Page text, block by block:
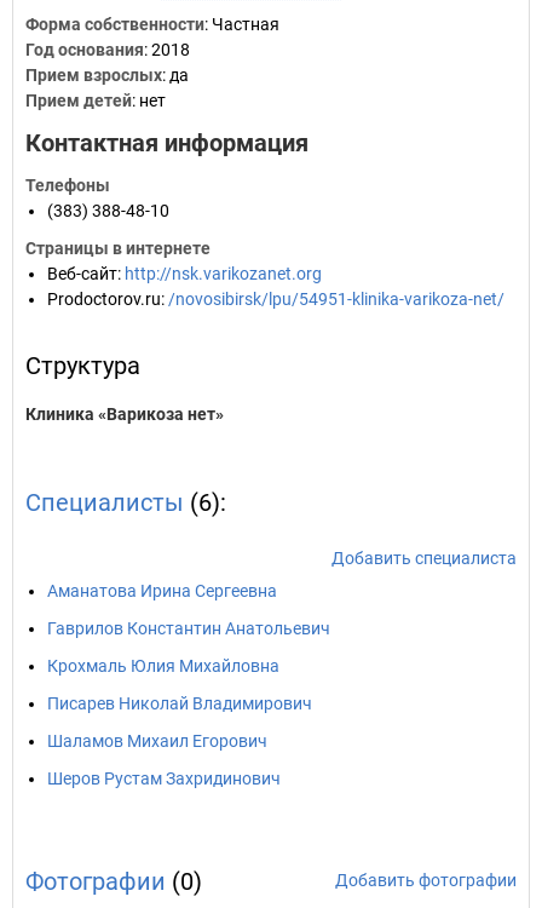
Форма собственности: Частная
Год основания:2018
Прием взрослых: да
Прием детей: нет
Контактная информация
Телефоны
(383) 388-48-10
Страницы в интернете
Веб-сайт: http://nsk.varikozanet.org
Prodoctorov.ru: /novosibirsk/lpu/54951-klinika-varikoza-net/
Структура
Клиника «Варикоза нет»
Специалисты (6):
Добавить специалиста
Аманатова Ирина Сергеевна
Гаврилов Константин Анатольевич
Крохмаль Юлия Михайловна
Писарев Николай Владимирович
Шаламов Михаил Егорович
Шеров Рустам Захридинович
Фотографии (0) Добавить фотографии